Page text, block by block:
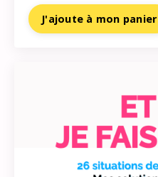
J'ajoute à mon panier